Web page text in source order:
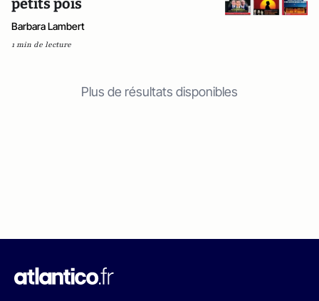
petits pois
Barbara Lambert
1 min de lecture
Plus de résultats disponibles